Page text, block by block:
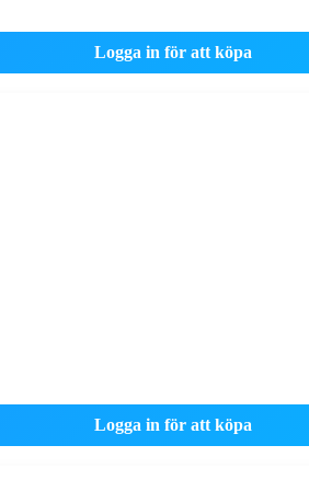
Logga in för att köpa
Logga in för att köpa